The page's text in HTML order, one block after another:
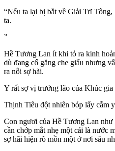
“Nếu ta lại bị bắt về Giải Trĩ Tông,
ta.
”
Hề Tương Lan ít khi tỏ ra kinh
dù đang cố gắng che giấu nhưng
ra nỗi sợ hãi.
Y rất sợ vị trưởng lão của Khúc gia
Thịnh Tiêu đột nhiên bóp lấy cằm
Con ngươi của Hề Tương Lan như
cần chớp mắt nhẹ một cái là nước
sợ hãi hiện rõ mồn một ở nơi sâu